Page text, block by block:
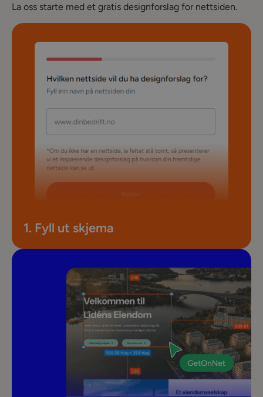
La oss starte med et gratis designforslag for nettsiden.
1. Fyll ut skjema